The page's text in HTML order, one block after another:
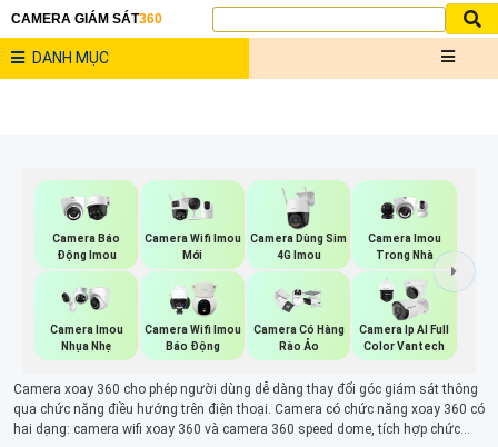
CAMERA GIÁM SÁT360
DANH MỤC
Camera Báo
Động Imou
Camera Wifi Imou
Mới
Camera Dùng Sim
4G Imou
Camera Imou
Trong Nhà
Camera Imou
Nhụa Nhẹ
Camera Wifi Imou
Báo Động
Camera Có Hàng
Rào Ảo
Camera Ip AI Full
Color Vantech
Camera xoay 360 cho phép người dùng dễ dàng thay đổi góc giám sát thông
qua chức năng điều hướng trên điện thoại. Camera có chức năng xoay 360 có
hai dạng: camera wifi xoay 360 và camera 360 speed dome, tích hợp chức